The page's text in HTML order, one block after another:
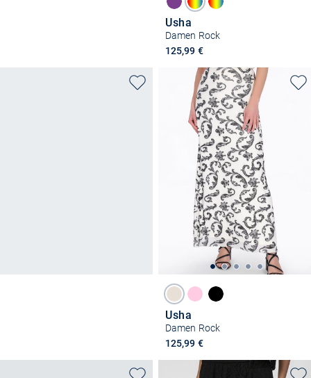
Usha
Damen Rock
125,99 €
Usha
Damen Rock
125,99 €